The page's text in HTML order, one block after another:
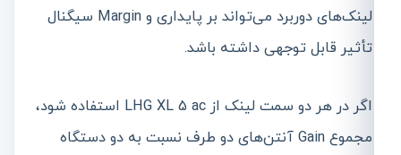
لینک‌های دوربرد می‌تواند بر پایداری و Margin سیگنال
تأثیر قابل توجهی داشته باشد.
اگر در هر دو سمت لینک از LHG XL 5 ac استفاده شود،
مجموع Gain آنتن‌های دو طرف نسبت به دو دستگاه